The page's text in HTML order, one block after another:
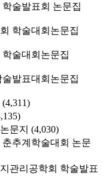
술발표회 논문집
학술대회논문집
술대회논문집
발표대회논문집
(4,311)
문지 (4,030)
추계학술대회 논문
관리공학회 학술발표